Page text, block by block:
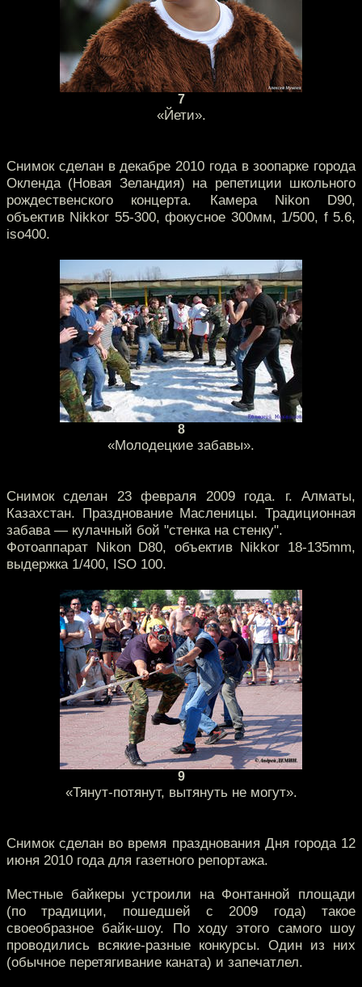
7
«Йети».
Снимок сделан в декабре 2010 года в зоопарке города
Окленда (Новая Зеландия) на репетиции школьного
рождественского концерта. Камера Nikon D90,
объектив Nikkor 55-300, фокусное 300мм, 1/500, f 5.6,
iso400.
8
«Молодецкие забавы».
Снимок сделан 23 февраля 2009 года. г. Алматы,
Казахстан. Празднование Масленицы. Традиционная
забава — кулачный бой "стенка на стенку".
Фотоаппарат Nikon D80, объектив Nikkor 18-135mm,
выдержка 1/400, ISO 100.
9
«Тянут-потянут, вытянуть не могут».
Снимок сделан во время празднования Дня города 12
июня 2010 года для газетного репортажа.
Местные байкеры устроили на Фонтанной площади
(по традиции, пошедшей с 2009 года) такое
своеобразное байк-шоу. По ходу этого самого шоу
проводились всякие-разные конкурсы. Один из них
(обычное перетягивание каната) и запечатлел.